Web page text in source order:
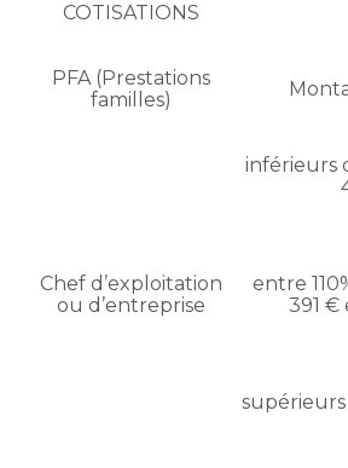
COTISATIONS
PFA (Prestations
familles)
Chef d’exploitation
ou d’entreprise
inférieurs
entre
391 €
supérieurs